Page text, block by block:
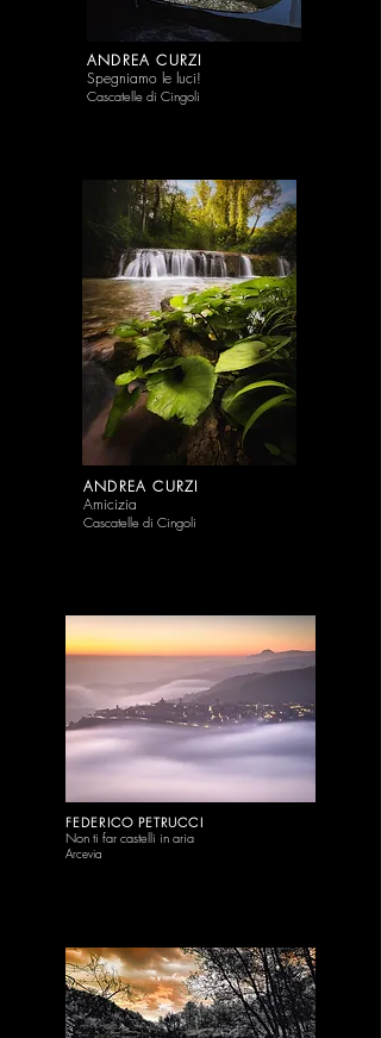
ANDREA CURZI
Spegniamo le luci!
Cascatelle di Cingoli
ANDREA CURZI
Amicizia
Cascatelle di Cingoli
FEDERICO PETRUCCI
Non ti far castelli in aria
Arcevia